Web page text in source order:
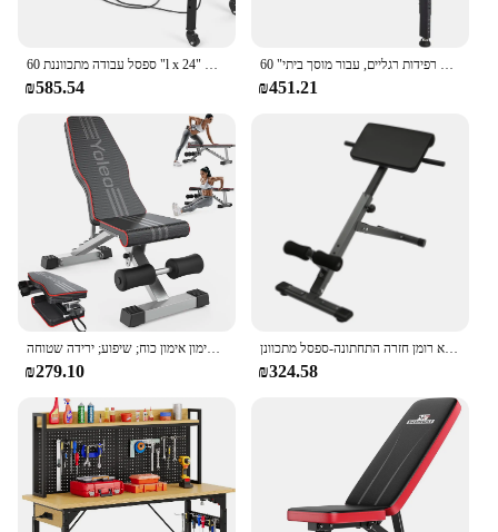
ספסל עבודה מתכווננת 60 "l x 24" w ספסל עבודה עבור מוסך w/peegboard & תחנות כוח עבודה כבדה, 1600 ק "ג מטען
₪585.54
60 "ספסל עבודה מתכווננת, תחנת עבודה כבדה, מגומי עץ גומי, מסגרת מתכת & רפידות רגליים, עבור מוסך ביתי
₪451.21
ספסל משקל מתכוונן עבור אימון גוף מלא; ספסל העיתונות ספסל של אימון אימון כוח; שיפוע; ירידה שטוחה
₪279.10
מכונת הארכת כיסא רומן חזרה התחתונה-ספסל מתכוונן
₪324.58